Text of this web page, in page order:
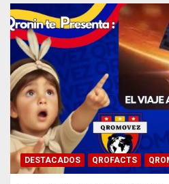
DESTACADOS QROFACTS